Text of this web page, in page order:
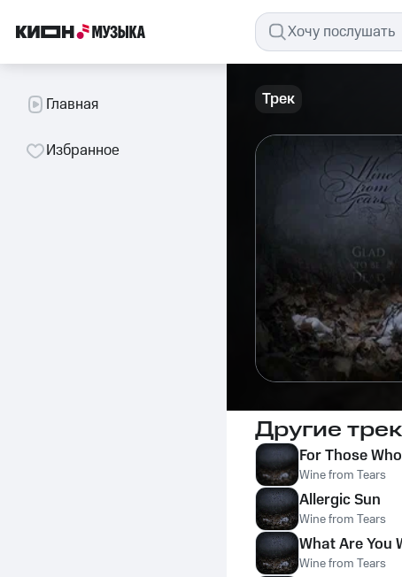
Главная
Избранное
Трек
Другие
For Those
Wine from Tears
Allergic Sun
Wine from Tears
What Are You
Wine from Tears